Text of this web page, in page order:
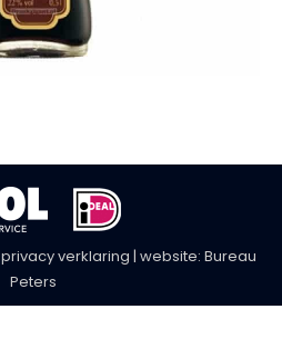
privacy verklaring | website: Bureau
Peters